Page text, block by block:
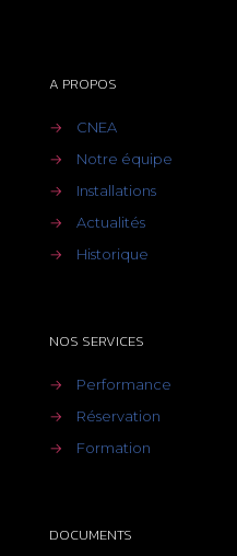
A PROPOS
→
CNEA
→
Notre équipe
→
Installations
→
Actualités
→
Historique
NOS SERVICES
→
Performance
→
Réservation
→
Formation
DOCUMENTS